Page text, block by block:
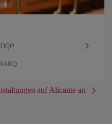
auf Alicante an